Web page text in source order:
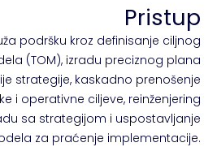
Pristup
podršku kroz definisanje ciljnog
(TOM), izradu preciznog plana
strategije, kaskadno prenošenje
i operativne ciljeve, reinženjering
sa strategijom i uspostavljanje
za praćenje implementacije.